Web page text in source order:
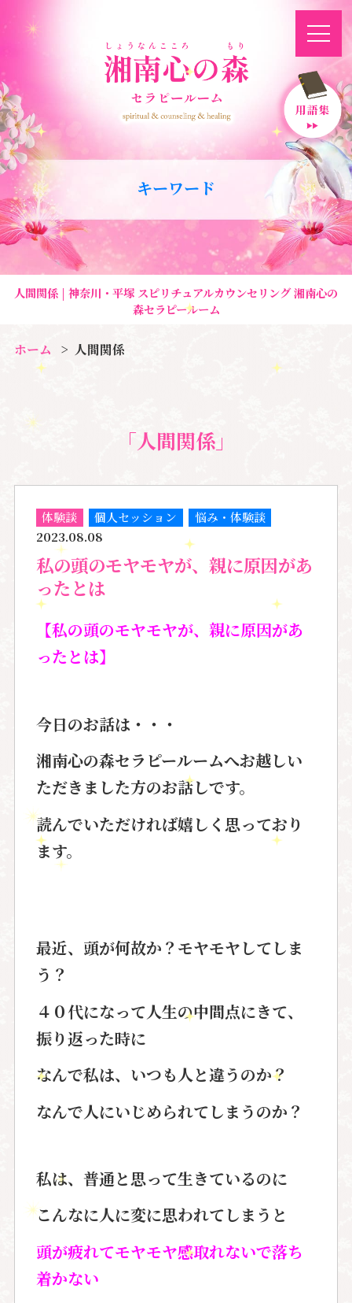
キーワード
人間関係 | 神奈川・平塚 スピリチュアルカウンセリング 湘南心の
森セラピールーム
ホーム 人間関係
「人間関係」
体験談 個人セッション
悩み・体験談
2023.08.08
私の頭のモヤモヤが、親に原因があ
ったとは
【私の頭のモヤモヤが、親に原因があ
ったとは】
今日のお話は・・・
湘南心の森セラピールームへお越しい
ただきました方のお話しです。
読んでいただければ嬉しく思っており
ます。
最近、頭が何故か？ モヤモヤしてしま
う？
４０代になって人生の中間点にきて、
振り返った時に
なんで私は、 いつも人と違うのか？
なんで人にいじめられてしまうのか？
私は、普通と思って生きているのに
こんなに人に変に思われてしまうと
頭が疲れてモヤモヤ感取れないで落ち
着かない